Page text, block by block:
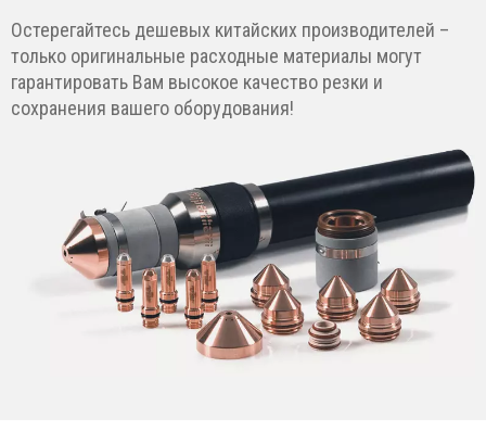
Остерегайтесь дешевых китайских производителей –
только оригинальные расходные материалы могут
гарантировать Вам высокое качество резки и
сохранения вашего оборудования!